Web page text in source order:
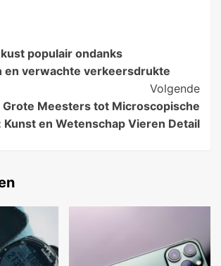
populair ondanks
en verwachte verkeersdrukte
Volgende
Grote Meesters tot Microscopische
Kunst en Wetenschap Vieren Detail